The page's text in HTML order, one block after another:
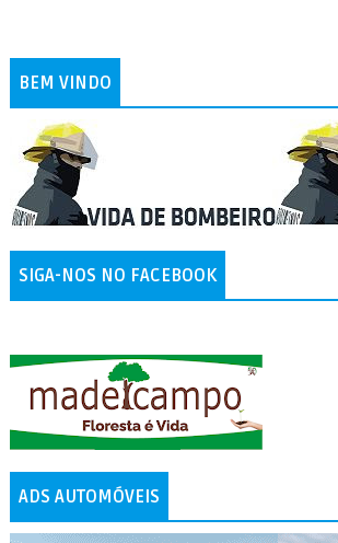
BEM VINDO
SIGA-NOS NO FACEBOOK
ADS AUTOMÓVEIS